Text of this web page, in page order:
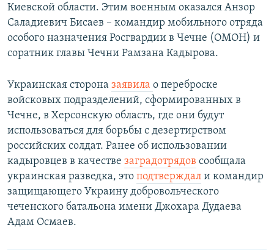
Киевской области. Этим военным оказался Анзор
Саладиевич Бисаев – командир мобильного отряда
особого назначения Росгвардии в Чечне (ОМОН) и
соратник главы Чечни Рамзана Кадырова.
Украинская сторона заявила о переброске
войсковых подразделений, сформированных в
Чечне, в Херсонскую область, где они будут
использоваться для борьбы с дезертирством
российских солдат. Ранее об использовании
кадыровцев в качестве заградотрядов сообщала
украинская разведка, это подтверждал и командир
защищающего Украину добровольческого
чеченского батальона имени Джохара Дудаева
Адам Осмаев.